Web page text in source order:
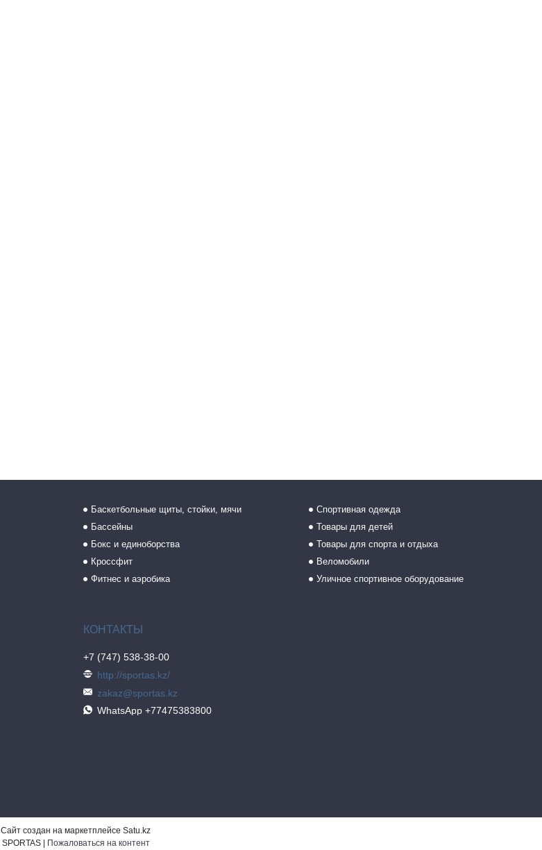
Баскетбольные щиты, стойки, мячи
Бассейны
Бокс и единоборства
Кроссфит
Фитнес и аэробика
Спортивная одежда
Товары для детей
Товары для спорта и отдыха
Веломобили
Уличное спортивное оборудование
+7 (747) 538-38-00
http://sportas.kz/
zakaz@sportas.kz
WhatsApp +77475383800
Сайт создан на маркетплейсе Satu.kz
Пожаловаться на контент